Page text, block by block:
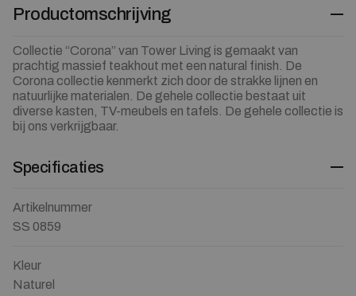
Productomschrijving
Collectie “Corona” van Tower Living is gemaakt van
prachtig massief teakhout met een natural finish. De
Corona collectie kenmerkt zich door de strakke lijnen en
natuurlijke materialen. De gehele collectie bestaat uit
diverse kasten, TV-meubels en tafels. De gehele collectie is
bij ons verkrijgbaar.
Specificaties
Artikelnummer
SS 0859
Kleur
Naturel